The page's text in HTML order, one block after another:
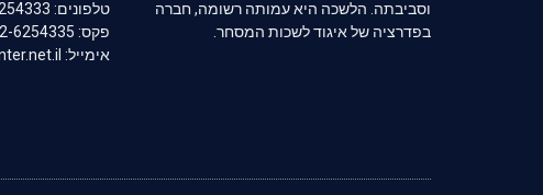
וסביבתה. הלשכה היא עמותה רשומה, חברה
בפדרציה של איגוד לשכות המסחר.
טלפונים: 02-6254333 | 02-6254334
פקס: 02-6254335
אימייל: jerccom@inter.net.il